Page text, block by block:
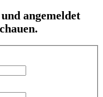
angemeldet